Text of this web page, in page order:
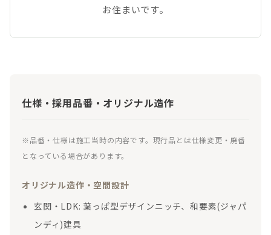
お住まいです。
仕様・採用品番・オリジナル造作
※品番・仕様は施工当時の内容です。現行品とは仕様変更・廃番
となっている場合があります。
オリジナル造作・空間設計
玄関・LDK: 葉っぱ型デザインニッチ、和要素(ジャパ
ンディ)建具